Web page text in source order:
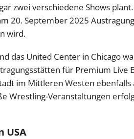
zwei verschiedene Shows
20. September 2025
wird.
das United Center in Chicago
für Premium Live
im Mittleren Westen
Wrestling-Veranstaltungen
USA